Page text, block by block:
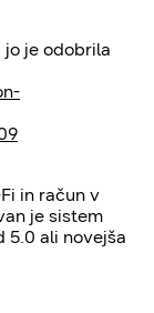
jo je odobrila
in račun v
je sistem
5.0 ali novejša